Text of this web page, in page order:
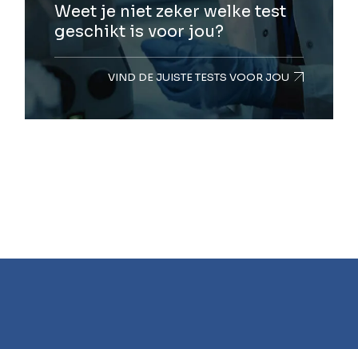
Weet je niet zeker welke test
geschikt is voor jou?
VIND DE JUISTE TESTS VOOR JOU